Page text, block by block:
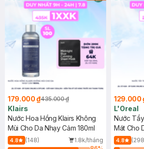
179.000 ₫435.000 ₫
Klairs
Nước Hoa Hồng Klairs Không
Mùi Cho Da Nhạy Cảm 180ml
4.8 (148)
1.8k/tháng
129.000
L'Oreal
Nước
Mát Cho
400ml
4.8